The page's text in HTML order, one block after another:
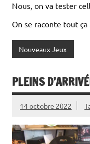
Nous, on va tester
On se raconte tout
Nouveaux Jeux
PLEINS
14 octobre 2022